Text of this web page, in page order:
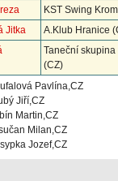
KST Swing
Jitka
A.Klub Hranice
Taneční
(CZ)
Pavlína,CZ
Jiří,CZ
Martin,CZ
Milan,CZ
Jozef,CZ